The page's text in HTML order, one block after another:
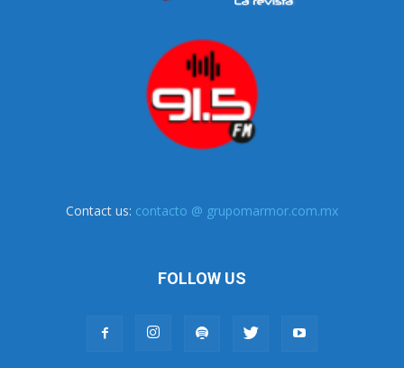
Contact us: contacto @ grupomarmor.com.mx
FOLLOW US